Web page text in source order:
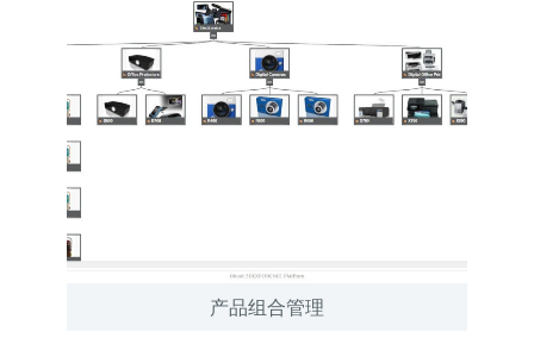
产品组合管理